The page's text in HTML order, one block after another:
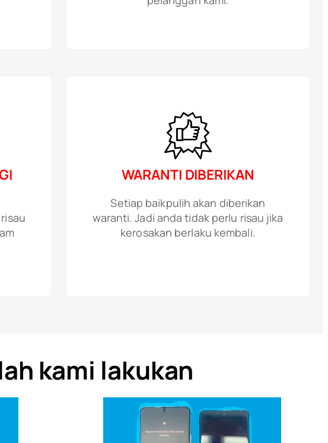
WARANTI DIBERIKAN
Setiap baikpulih akan diberikan
waranti. Jadi anda tidak perlu risau jika
kerosakan berlaku kembali.
kami lakukan